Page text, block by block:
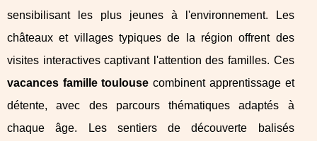
sensibilisant les plus jeunes à l'environnement. Les
châteaux et villages typiques de la région offrent des
visites interactives captivant l'attention des familles. Ces
vacances famille toulouse combinent apprentissage et
détente, avec des parcours thématiques adaptés à
chaque âge. Les sentiers de découverte balisés